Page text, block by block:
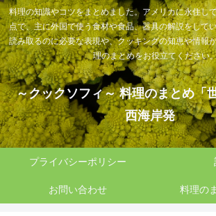
料理の知識やコツをまとめました。アメリカに永住し
点で、主に外国で使う食材や食品、器具の解説をして
読み取るのに必要な表現や、クッキングの知恵や情報
理のまとめをお役立てください
～クックソフィ～ 料理のまとめ「
西海岸発
プライバシーポリシー
お問い合わせ 料理の